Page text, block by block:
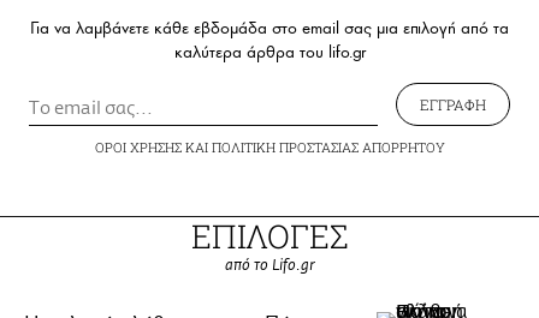
Για να λαμβάνετε κάθε εβδομάδα στο email σας μια επιλογή από τα
καλύτερα άρθρα του lifo.gr
ΕΓΓΡΑΦΗ
ΟΡΟΙ ΧΡΗΣΗΣΚΑΙ ΠΟΛΙΤΙΚΗ ΠΡΟΣΤΑΣΙΑΣ ΑΠΟΡΡΗΤΟΥ
ΕΠΙΛΟΓΕΣ
από το Lifo.gr